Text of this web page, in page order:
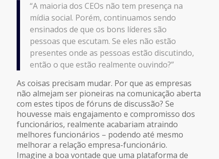
“A maioria dos CEOs não tem presença na
mídia social. Porém, continuamos sendo
ensinados de que os bons líderes são
pessoas que escutam. Se eles não estão
presentes onde as pessoas estão discutindo,
então o que estão realmente ouvindo?”
As coisas precisam mudar. Por que as empresas
não almejam ser pioneiras na comunicação aberta
com estes tipos de fóruns de discussão? Se
houvesse mais engajamento e compromisso dos
funcionários, realmente acabariam atraindo
melhores funcionários – podendo até mesmo
melhorar a relação empresa-funcionário.
Imagine a boa vontade que uma plataforma de